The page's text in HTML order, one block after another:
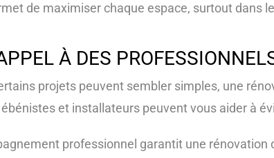
de maximiser chaque espace, surtout dans
À DES
projets peuvent sembler simples, une
et installateurs peuvent vous aider à
professionnel garantit une